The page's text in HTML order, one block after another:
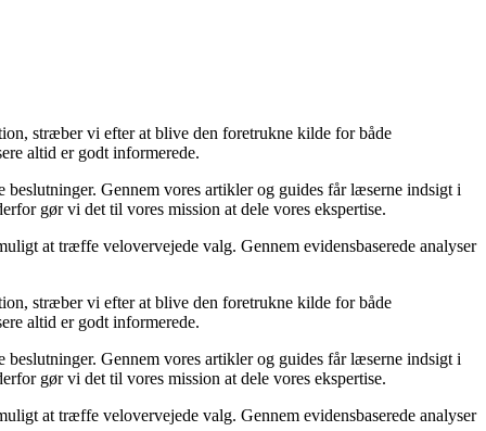
stræber vi efter at blive den foretrukne kilde for både
altid er godt informerede.
Gennem vores artikler og guides får læserne indsigt i
gør vi det til vores mission at dele vores ekspertise.
at træffe velovervejede valg. Gennem evidensbaserede analyser
stræber vi efter at blive den foretrukne kilde for både
altid er godt informerede.
Gennem vores artikler og guides får læserne indsigt i
gør vi det til vores mission at dele vores ekspertise.
at træffe velovervejede valg. Gennem evidensbaserede analyser